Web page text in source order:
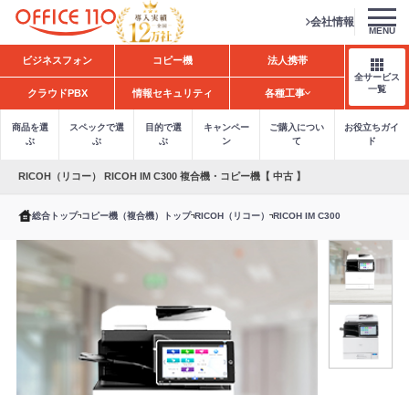
H
o
会社情報
MENU
ビジネスフォン コピー機 法人携帯
クラウドPBX 情報セキュリティ 各種工事
全サービス
一覧
商品を選
ぶ
スペックで選
ぶ
目的で選
ぶ
キャンペー
ン
ご購入につい
て
お役立ちガイ
ド
RICOH（リコー） RICOH IM C300 複合機・コピー機【 中古 】
総合トップ コピー機（複合機）トップ RICOH（リコー） RICOH IM C300